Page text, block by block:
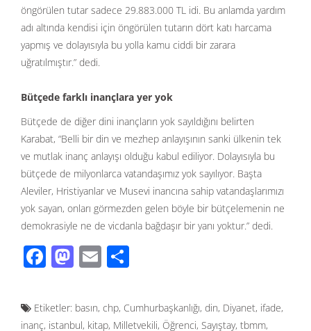
öngörülen tutar sadece 29.883.000 TL idi. Bu anlamda yardım
adı altında kendisi için öngörülen tutarın dört katı harcama
yapmış ve dolayısıyla bu yolla kamu ciddi bir zarara
uğratılmıştır.” dedi.
Bütçede farklı inançlara yer yok
Bütçede de diğer dini inançların yok sayıldığını belirten
Karabat, “Belli bir din ve mezhep anlayışının sanki ülkenin tek
ve mutlak inanç anlayışı olduğu kabul ediliyor. Dolayısıyla bu
bütçede de milyonlarca vatandaşımız yok sayılıyor. Başta
Aleviler, Hristiyanlar ve Musevi inancına sahip vatandaşlarımızı
yok sayan, onları görmezden gelen böyle bir bütçelemenin ne
demokrasiyle ne de vicdanla bağdaşır bir yanı yoktur.” dedi.
F
e
b
M
to
d
E
ail ar
e
Etiketler: basın, chp, Cumhurbaşkanlığı, din, Diyanet, ifade,
inanç, istanbul, kitap, Milletvekili, Öğrenci, Sayıştay, tbmm,